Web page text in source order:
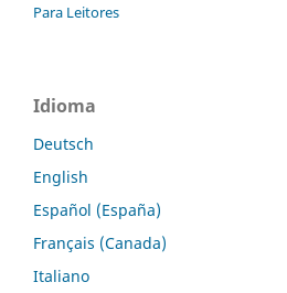
Para Leitores
Idioma
Deutsch
English
Español (España)
Français (Canada)
Italiano